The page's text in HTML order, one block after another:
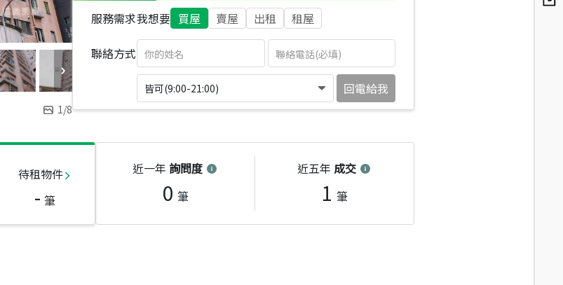
1/8
服務需求我想要 買屋 賣屋 出租 租屋
聯絡方式
皆可(9:00-21:00) 回電給我
待租物件
- 筆
近一年 詢問度
0 筆
近五年 成交
1 筆